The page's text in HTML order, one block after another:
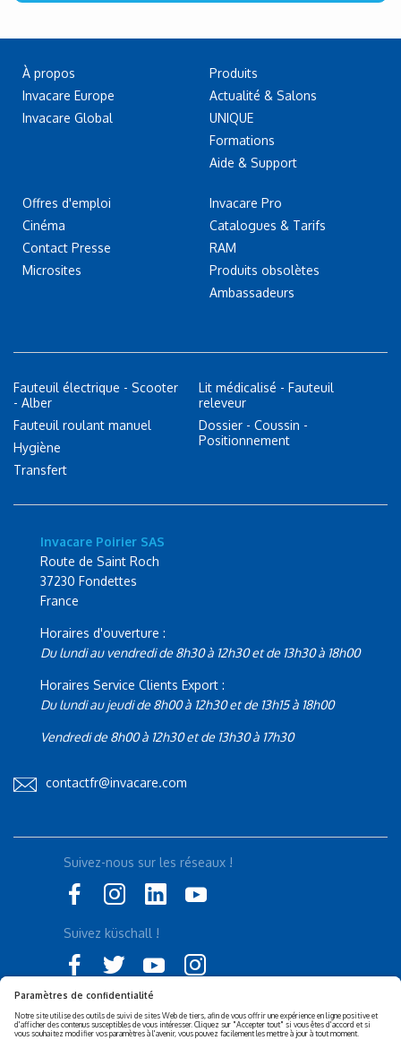
À propos
Invacare Europe
Invacare Global
Offres d'emploi
Cinéma
Contact Presse
Microsites
Produits
Actualité & Salons
UNIQUE
Formations
Aide & Support
Invacare Pro
Catalogues & Tarifs
RAM
Produits obsolètes
Ambassadeurs
Fauteuil électrique - Scooter
- Alber
Fauteuil roulant manuel
Hygiène
Transfert
Lit médicalisé - Fauteuil
releveur
Dossier - Coussin -
Positionnement
Invacare Poirier SAS
Route de Saint Roch
37230 Fondettes
France
Horaires d'ouverture :
Du lundi au vendredi de 8h30 à 12h30 et de 13h30 à 18h00
Horaires Service Clients Export :
Du lundi au jeudi de 8h00 à 12h30 et de 13h15 à 18h00
Vendredi de 8h00 à 12h30 et de 13h30 à 17h30
contactfr@invacare.com
Déclaration d'accessibilité Politique de confidentialité
Suivez-nous sur les réseaux !
Suivez küschall !